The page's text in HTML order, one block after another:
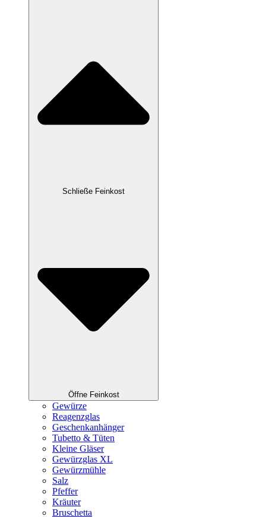
Schließe Feinkost
Öffne Feinkost
Gewürze
Reagenzglas
Geschenkanhänger
Tubetto & Tüten
Kleine Gläser
Gewürzglas XL
Gewürzmühle
Salz
Pfeffer
Kräuter
Bruschetta